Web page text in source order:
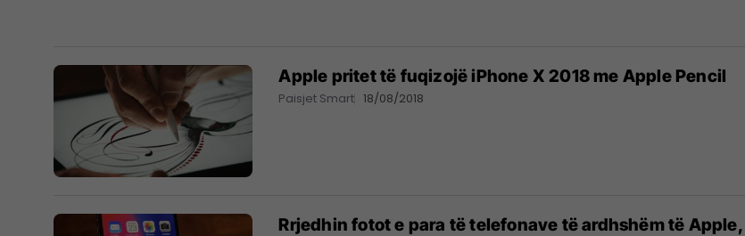
Apple pritet të fuqizojë iPhone X 2018 me Apple Pencil
Paisjet Smart 18/08/2018
Rrjedhin fotot e para të telefonave të ardhshëm të Apple,